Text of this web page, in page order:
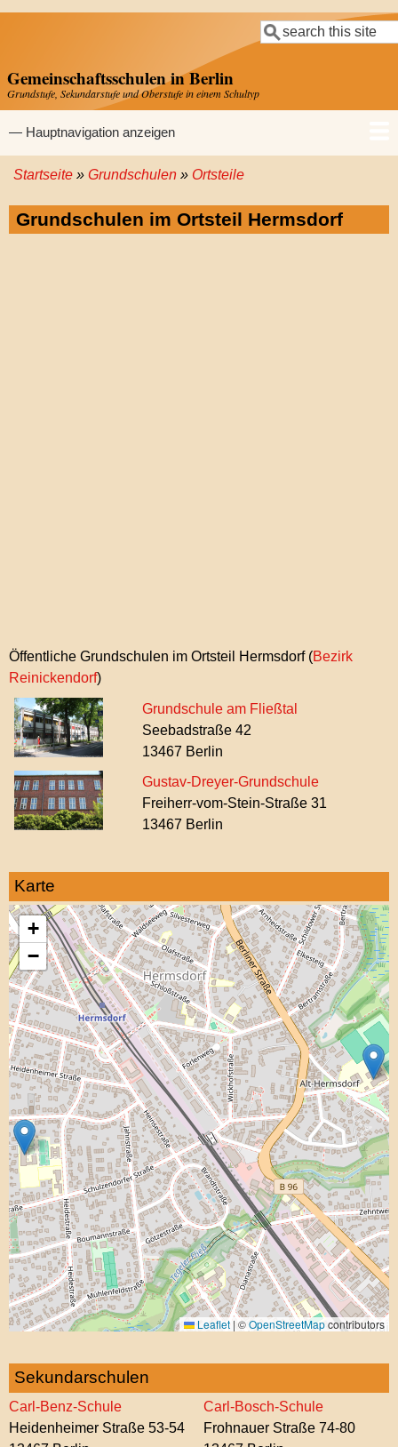
Suche
Gemeinschaftsschulen in Berlin
Grundstufe, Sekundarstufe und Oberstufe in einem Schultyp
Hauptnavigation
— Hauptnavigation anzeigen
Startseite
Gemeinschaftsschulen
Grundschulen
Sekundarschulen
Gymnasien
Startseite Grundschulen Ortsteile
Grundschulen im Ortsteil Hermsdorf
Ortsteil-
Top
Öffentliche Grundschulen im Ortsteil Hermsdorf (Bezirk
Reinickendorf)
Grundschule am Fließtal
Seebadstraße 42
13467 Berlin
Gustav-Dreyer-Grundschule
Freiherr-vom-Stein-Straße 31
13467 Berlin
Karte
+
−
Leaflet | ©OpenStreetMapcontributors
Sekundarschulen
Carl-Benz-Schule
Heidenheimer Straße 53-54
Carl-Bosch-Schule
Frohnauer Straße 74-80